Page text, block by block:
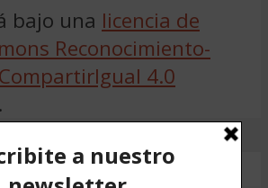
bajo una licencia de
Reconocimiento-
4.0
.